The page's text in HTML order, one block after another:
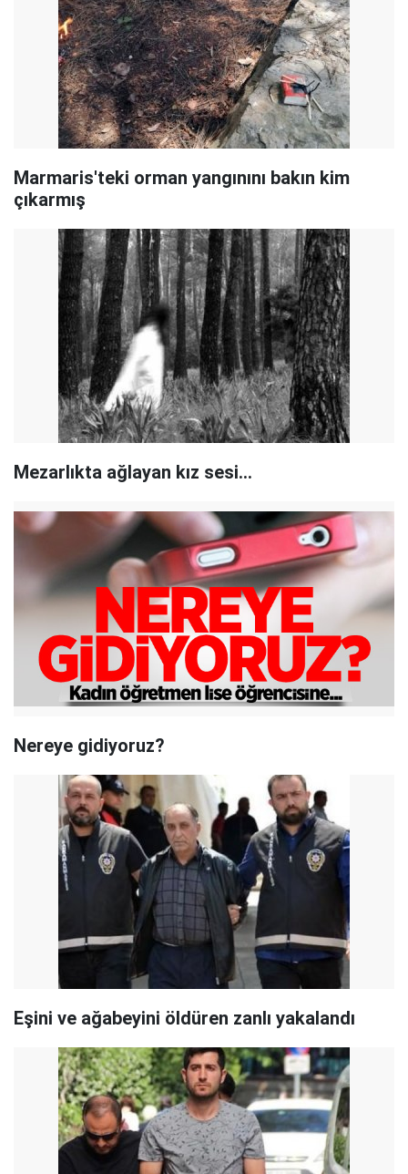
Marmaris'teki orman yangınını bakın kim
çıkarmış
Mezarlıkta ağlayan kız sesi...
Nereye gidiyoruz?
Eşini ve ağabeyini öldüren zanlı yakalandı